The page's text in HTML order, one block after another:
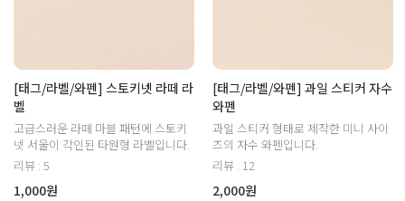
[태그/라벨/와펜] 스토키넷 라떼 라
벨
고급스러운 라떼 마블 패턴에 스토키
넷 서울이 각인된 타원형 라벨입니다.
리뷰 : 5
1,000원
[태그/라벨/와펜] 과일 스티커 자수
와펜
과일 스티커 형태로 제작한 미니 사이
즈의 자수 와펜입니다.
리뷰 : 12
2,000원